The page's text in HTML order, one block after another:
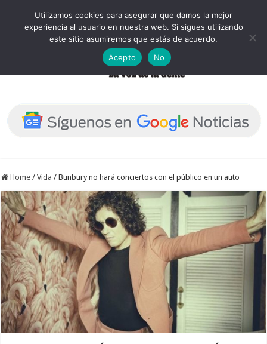
Home / Vida / Bunbury no hará conciertos con el público en un auto
Utilizamos cookies para asegurar que damos la mejor
experiencia al usuario en nuestra web. Si sigues utilizando
este sitio asumiremos que estás de acuerdo.
Acepto
No